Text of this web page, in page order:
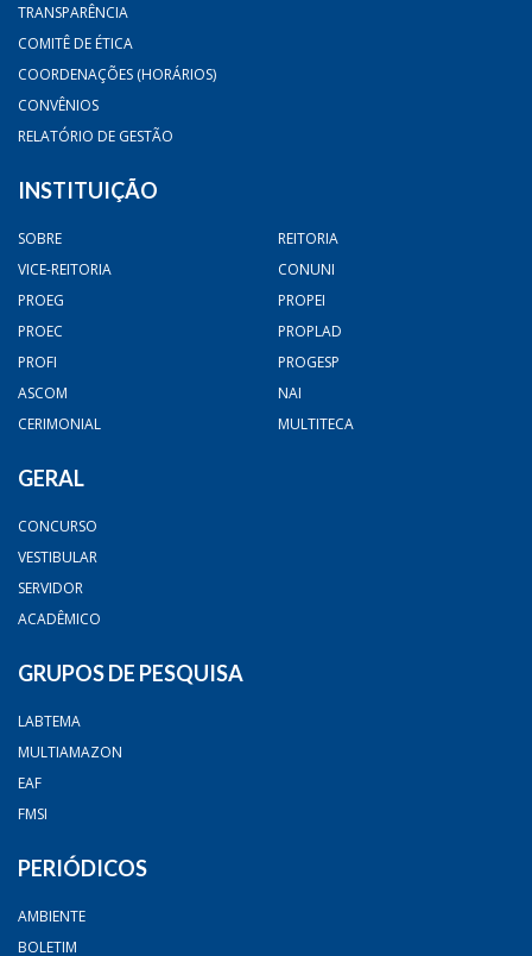
TRANSPARÊNCIA
COMITÊ DE ÉTICA
COORDENAÇÕES (HORÁRIOS)
CONVÊNIOS
RELATÓRIO DE GESTÃO
INSTITUIÇÃO
SOBRE
REITORIA
VICE-REITORIA
CONUNI
PROEG
PROPEI
PROEC
PROPLAD
PROFI
PROGESP
ASCOM
NAI
CERIMONIAL
MULTITECA
GERAL
CONCURSO
VESTIBULAR
SERVIDOR
ACADÊMICO
GRUPOS DE PESQUISA
LABTEMA
MULTIAMAZON
EAF
FMSI
PERIÓDICOS
AMBIENTE
BOLETIM